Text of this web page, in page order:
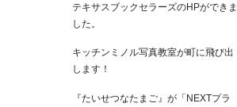
テキサスブックセラーズのHPができま
した。
キッチンミノル写真教室が町に飛び出
します！
『たいせつなたまご』が「NEXTプラ